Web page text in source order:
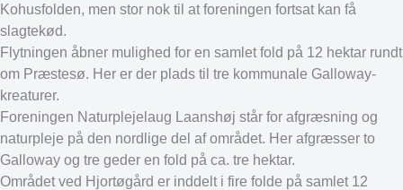
Kohusfolden, men stor nok til at foreningen fortsat kan få
slagtekød.
Flytningen åbner mulighed for en samlet fold på 12 hektar rundt
om Præstesø. Her er der plads til tre kommunale Galloway-
kreaturer.
Foreningen Naturplejelaug Laanshøj står for afgræsning og
naturpleje på den nordlige del af området. Her afgræsser to
Galloway og tre geder en fold på ca. tre hektar.
Området ved Hjortøgård er inddelt i fire folde på samlet 12